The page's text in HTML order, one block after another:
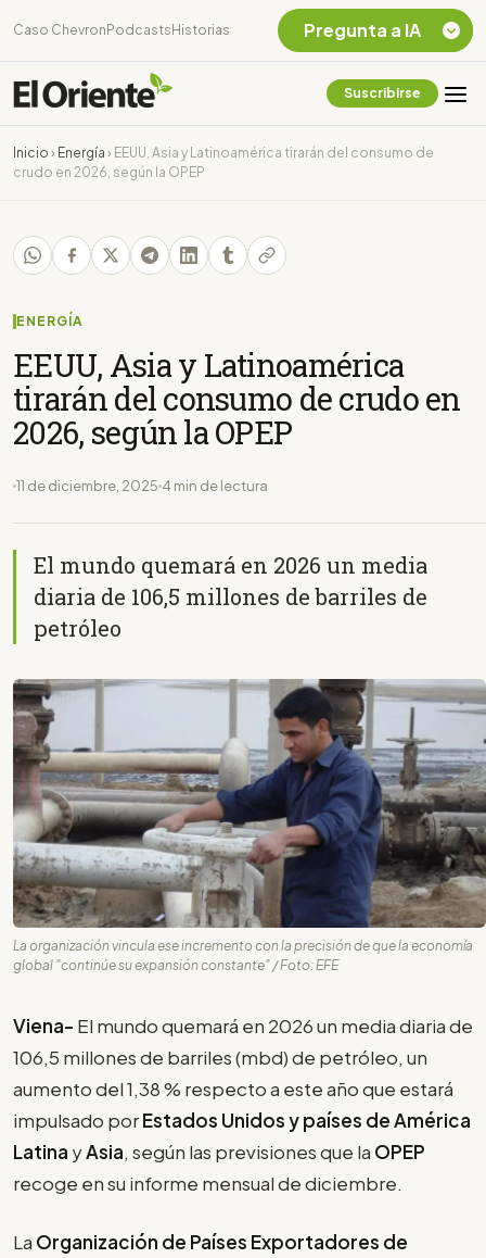
Caso Chevron Podcasts Historias
Suscribirse
Inicio › Energía › EEUU, Asia y Latinoamérica tirarán del consumo de
crudo en 2026, según la OPEP
ENERGÍA
EEUU, Asia y Latinoamérica
tirarán del consumo de crudo en
2026, según la OPEP
11 de diciembre, 2025 4 min de lectura
El mundo quemará en 2026 un media
diaria de 106,5 millones de barriles de
petróleo
La organización vincula ese incremento con la precisión de que la economía
global "continúe su expansión constante" / Foto: EFE
Viena- El mundo quemará en 2026 un media diaria de
106,5 millones de barriles (mbd) de petróleo, un
aumento del 1,38 % respecto a este año que estará
impulsado porEstados Unidos y países de América
Latina yAsia, según las previsiones que la OPEP
recoge en su informe mensual de diciembre.
La Organización de Países Exportadores de
Pregunta a IA
Chevron Ecuador